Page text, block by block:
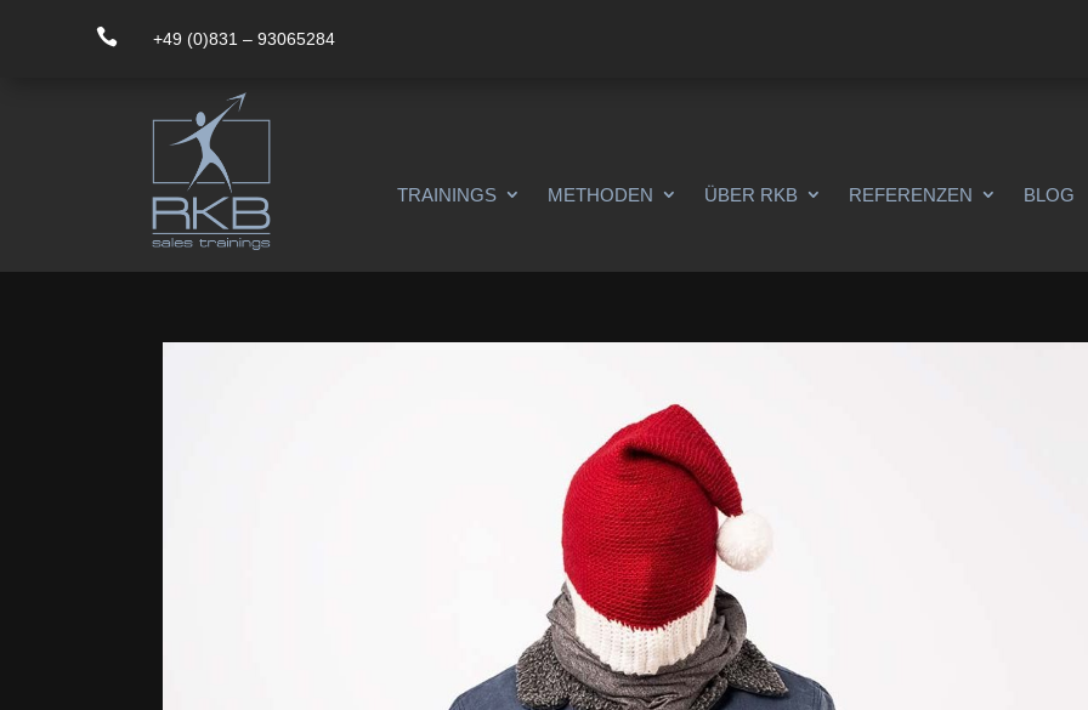
 +49 (0)831 – 93065284
TRAININGS METHODEN ÜBER RKB REFERENZEN BLOG